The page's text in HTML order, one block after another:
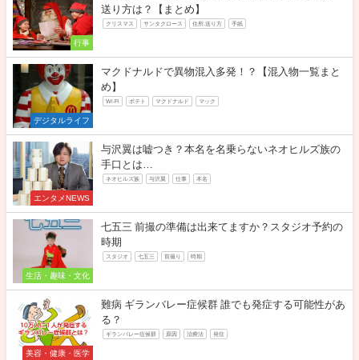
行事
送り方は？【まとめ】
クリスマス サンタクロース 住所.送り方 手紙
デジタルライフ
マクドナルドで異物混入多発！？【混入物一覧まと
め】
Wi-Fi ポテト マクドナルド マック
エンタメNEWS
与沢翼は嘘つき？本名を名乗らないネオヒルズ族の
手口とは…
ネオヒルズ族 与沢翼 仕事 本名
生活・趣味・文化
七五三 前撮の準備は出来てますか？スタジオ予約の
時期
スタジオ 七五三 前撮り 時期
美容・健康・医学
難病 ギランバレー症候群 誰でも発症する可能性があ
る？
ギランバレー症候群 原因 治療法 発症